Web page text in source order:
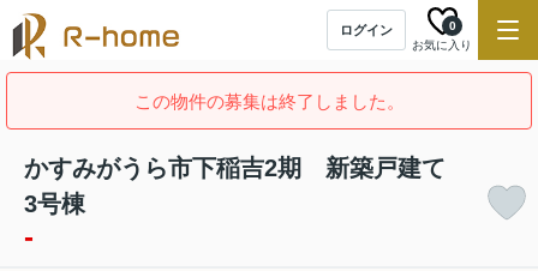
ログイン
お気に入り
0
この物件の募集は終了しました。
かすみがうら市下稲吉2期 新築戸建て
3号棟
-